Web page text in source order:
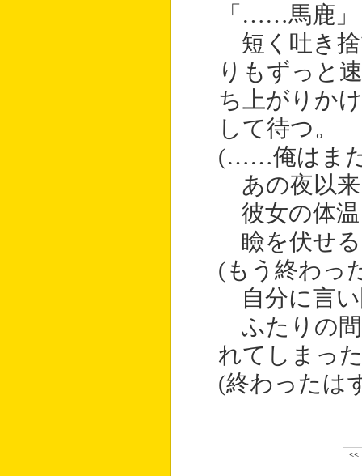
「……馬鹿」
短く吐き捨
りもずっと
ち上がりか
して待つ。
(……俺はま
あの夜以
彼女の体温
瞼を伏せ
(もう終わっ
自分に言
ふたりの間
れてしまっ
(終わったは
<<